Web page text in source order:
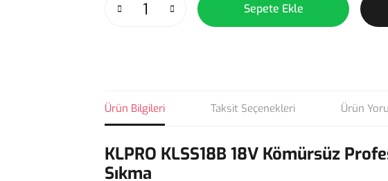
Sepete Ekle
Ürün Bilgileri Taksit Seçenekleri Ürün
KLPRO KLSS18B 18V Kömürsüz
Sıkma